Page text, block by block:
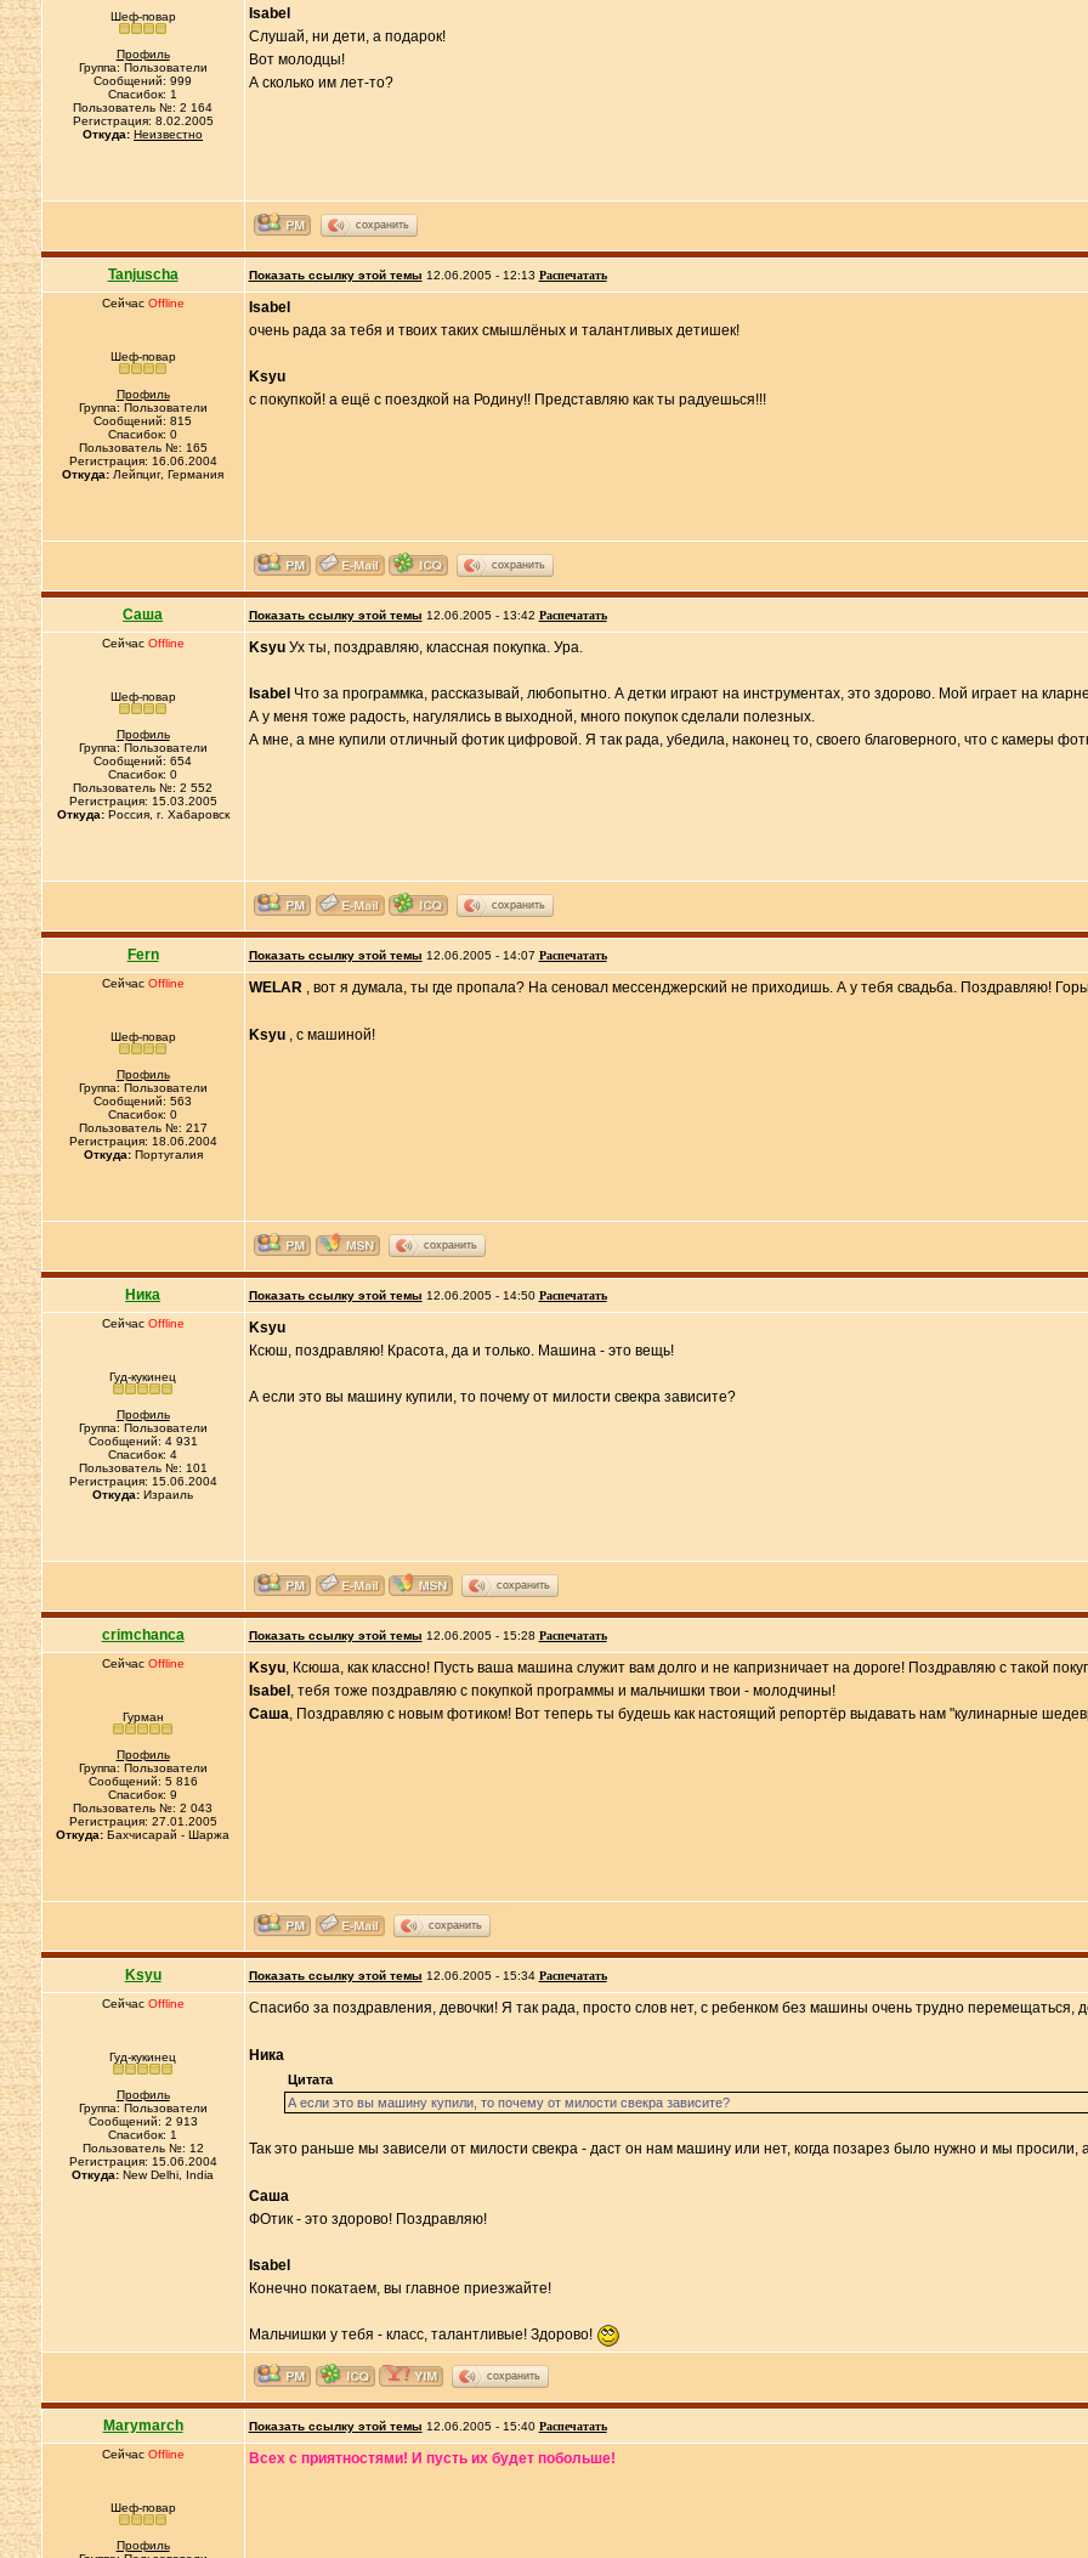
Шеф-повар
Профиль
Группа: Пользователи
Сообщений: 999
Спасибок: 1
Пользователь №: 2 164
Регистрация: 8.02.2005
Откуда: Неизвестно
Isabel
Слушай, ни дети, а подарок!
Вот молодцы!
А сколько им лет-то?
сохранить
Tanjuscha Показать ссылку этой темы 12.06.2005 - 12:13 Распечатать
Сейчас Offline
Шеф-повар
Профиль
Группа: Пользователи
Сообщений: 815
Спасибок: 0
Пользователь №: 165
Регистрация: 16.06.2004
Откуда: Лейпциг, Германия
Isabel
очень рада за тебя и твоих таких смышлёных и талантливых детишек!
Ksyu
с покупкой! а ещё с поездкой на Родину!! Представляю как ты радуешься!!!
сохранить
Саша Показать ссылку этой темы 12.06.2005 - 13:42 Распечатать
Сейчас Offline
Шеф-повар
Профиль
Группа: Пользователи
Сообщений: 654
Спасибок: 0
Пользователь №: 2 552
Регистрация: 15.03.2005
Откуда:Россия, г. Хабаровск
KsyuУх ты, поздравляю, классная покупка. Ура.
Isabel Что за программка, рассказывай, любопытно. А детки играют на инструментах, это здорово. Мой играет на
А у меня тоже радость, нагулялись в выходной, много покупок сделали полезных.
А мне, а мне купили отличный фотик цифровой. Я так рада, убедила, наконец то, своего благоверного, что с камеры
сохранить
Fern Показать ссылку этой темы 12.06.2005 - 14:07 Распечатать
Сейчас Offline
Шеф-повар
Профиль
Группа: Пользователи
Сообщений: 563
Спасибок: 0
Пользователь №: 217
Регистрация: 18.06.2004
Откуда:Португалия
WELAR, вот я думала, ты где пропала? На сеновал мессенджерский не приходишь. А у тебя свадьба. Поздравляю!
Ksyu, с машиной!
сохранить
Ника Показать ссылку этой темы 12.06.2005 - 14:50 Распечатать
Сейчас Offline
Гуд-кукинец
Профиль
Группа: Пользователи
Сообщений: 4 931
Спасибок: 4
Пользователь №: 101
Регистрация: 15.06.2004
Откуда: Израиль
Ksyu
Ксюш, поздравляю! Красота, да и только. Машина - это вещь!
А если это вы машину купили, то почему от милости свекра зависите?
сохранить
crimchanca Показать ссылку этой темы 12.06.2005 - 15:28 Распечатать
Сейчас Offline
Гурман
Профиль
Группа: Пользователи
Сообщений: 5 816
Спасибок: 9
Пользователь №: 2 043
Регистрация: 27.01.2005
Откуда: Бахчисарай - Шаржа
Ksyu, Ксюша, как классно! Пусть ваша машина служит вам долго и не капризничает на дороге! Поздравляю с такoй
Isabel , тебя тоже поздравляю с покупкой программы и мальчишки твои - молодчины!
Саша, Поздравляю с новым фотиком! Вот теперь ты будешь как настоящий репортёр выдавать нам "кулинарные
сохранить
Ksyu Показать ссылку этой темы 12.06.2005 - 15:34 Распечатать
Сейчас Offline
Гуд-кукинец
Профиль
Группа: Пользователи
Сообщений: 2 913
Спасибок: 1
Пользователь №: 12
Регистрация: 15.06.2004
Откуда: New Delhi, India
Спасибо за поздравления, девочки! Я так рада, просто слов нет, с ребенком без машины очень трудно перемещаться,
Ника
Цитата
А если это вы машину купили, то почему от милости свекра зависите?
Так это раньше мы зависели от милости свекра - даст он нам машину или нет, когда позарез было нужно и мы просили,
Саша
ФОтик - это здорово! Поздравляю!
Isabel
Конечно покатаем, вы главное приезжайте!
Мальчишки у тебя - класс, талантливые! Здорово!
сохранить
Marymarch Показать ссылку этой темы 12.06.2005 - 15:40 Распечатать
Сейчас Offline
Шеф-повар
Профиль
Всех с приятностями! И пусть их будет побольше!